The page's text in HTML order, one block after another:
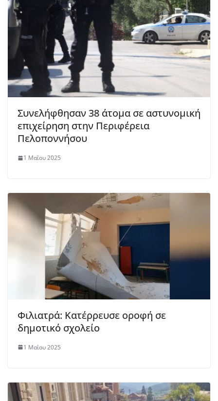
Συνελήφθησαν 38 άτομα σε αστυνομική
επιχείρηση στην Περιφέρεια
Πελοποννήσου
1 Μαΐου 2025
Φιλιατρά: Κατέρρευσε οροφή σε
δημοτικό σχολείο
1 Μαΐου 2025